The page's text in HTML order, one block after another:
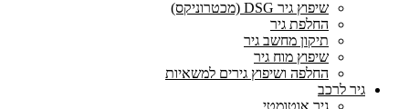
שיפוץ גיר DSG (מכטרוניקס)
החלפת גיר
תיקון מחשב גיר
שיפוץ מוח גיר
החלפה ושיפוץ גירים למשאיות
גיר לרכב
גיר אוטומטי